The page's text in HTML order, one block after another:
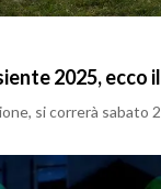
2025, ecco
si correrà sabato